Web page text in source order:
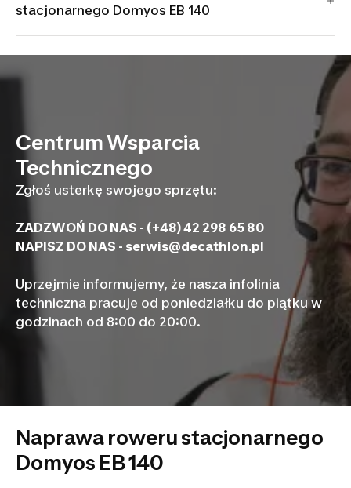
stacjonarnego Domyos EB 140
Centrum Wsparcia
Technicznego
Zgłoś usterkę swojego sprzętu:
ZADZWOŃ DO NAS - (+48) 42 298 65 80
NAPISZ DO NAS - serwis@decathlon.pl
Uprzejmie informujemy, że nasza infolinia
techniczna pracuje od poniedziałku do piątku w
godzinach od 8:00 do 20:00.
Naprawa roweru stacjonarnego
Domyos EB 140